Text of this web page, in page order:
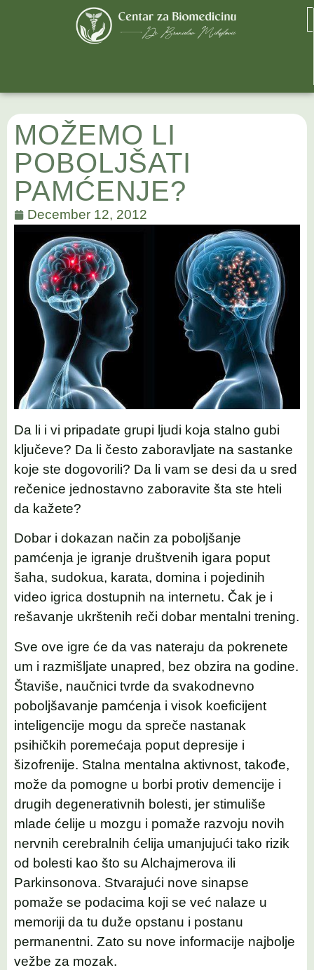
MOŽEMO LI
POBOLJŠATI
PAMĆENJE?
December 12, 2012
Da li i vi pripadate grupi ljudi koja stalno gubi
ključeve? Da li često zaboravljate na sastanke
koje ste dogovorili? Da li vam se desi da u sred
rečenice jednostavno zaboravite šta ste hteli
da kažete?
Dobar i dokazan način za poboljšanje
pamćenja je igranje društvenih igara poput
šaha, sudokua, karata, domina i pojedinih
video igrica dostupnih na internetu. Čak je i
rešavanje ukrštenih reči dobar mentalni trening.
Sve ove igre će da vas nateraju da pokrenete
um i razmišljate unapred, bez obzira na godine.
Štaviše, naučnici tvrde da svakodnevno
poboljšavanje pamćenja i visok koeficijent
inteligencije mogu da spreče nastanak
psihičkih poremećaja poput depresije i
šizofrenije. Stalna mentalna aktivnost, takođe,
može da pomogne u borbi protiv demencije i
drugih degenerativnih bolesti, jer stimuliše
mlade ćelije u mozgu i pomaže razvoju novih
nervnih cerebralnih ćelija umanjujući tako rizik
od bolesti kao što su Alchajmerova ili
Parkinsonova. Stvarajući nove sinapse
pomaže se podacima koji se već nalaze u
memoriji da tu duže opstanu i postanu
permanentni. Zato su nove informacije najbolje
vežbe za mozak.